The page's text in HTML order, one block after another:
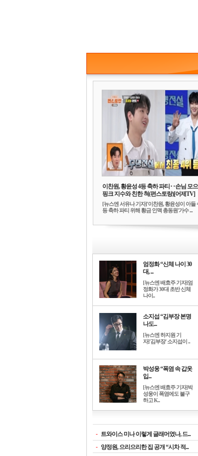
이찬원, 황윤성 4등 축하 파티‥손님 모
핑크 지수와 친한 척(편스토랑)[어제TV]
[뉴스엔 서유나 기자]'이찬원, 황윤성이 아들
등 축하 파티 위해 황금 인맥 총동원'가수 ...
엄정화 “신체 나이 30
대, ...
[뉴스엔 배효주 기자]엄
정화가 30대 초반 신체
나이..
소지섭 “김부장 본명
나도...
[뉴스엔 하지원 기
자]'김부장' 소지섭이 ..
박성웅 “폭염 속 갑옷
입...
[뉴스엔 배효주 기자]박
성웅이 폭염에도 불구
하고 K..
- 트와이스 미나 이렇게 글래머였나, 드...
- 양정원, 으리으리한 집 공개 “시차 적...